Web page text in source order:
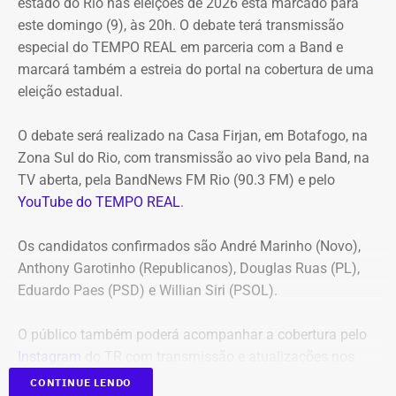
(locação de maquinários e equipamentos). Na ocasião, a
Corte ordenou também a suspensão imediata dos
pagamentos decorrentes do acordo milionário, que
ultrapassava R$ 100 milhões.
Montebello Willeman, que apontou uma série de
irregularidades no planejamento da concorrência
eletrônica SRP nº 041/2025 e concluiu que os problemas
comprometem a competitividade do certame e, além
a Secretaria Municipal de Obras e Agricultura e a empresa
vencedora.
ausência de estudo comparativo entre a locação e a
compra dos equipamentos
de preços e dos quantitativos, além da concentração de
este domingo (9), às 20h. O debate terá transmissão
especial do TEMPO REAL em parceria com a Band e
marcará também a estreia do portal na cobertura de uma
eleição estadual.
O debate será realizado na Casa Firjan, em Botafogo, na
Zona Sul do Rio, com transmissão ao vivo pela Band, na
TV aberta, pela BandNews FM Rio (90.3 FM) e pelo
YouTube do TEMPO REAL.
Os candidatos confirmados são André Marinho (Novo),
Anthony Garotinho (Republicanos), Douglas Ruas (PL),
Eduardo Paes (PSD) e Willian Siri (PSOL).
O público também poderá acompanhar a cobertura pelo
Instagram
Stories.
CONTINUE LENDO